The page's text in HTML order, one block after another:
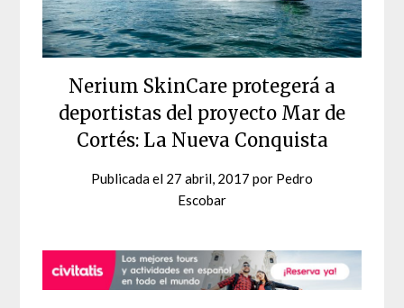
Nerium SkinCare protegerá a
deportistas del proyecto Mar de
Cortés: La Nueva Conquista
Publicada el 27 abril, 2017 por Pedro
Escobar